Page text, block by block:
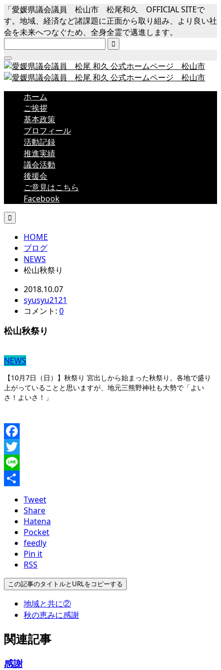
「愛媛県議会議員 松山市 松尾和久 OFFICIAL SITEで
す。地域、経済など諸課題に正面から取り組み、より良い社
会を未来へつなぐため、全身全霊で邁進します。

ホーム
ご挨拶
基本政策
プロフィール
活動記録
推進実績
議会活動
後援会
ご意見はこちら
Facebook

HOME
ブログ
NEWS
松山秋祭り
2018.10.07
syusyu2121
コメント: 0
松山秋祭り
NEWS
【10月7日（日）】秋祭り 宮出しから始まった秋祭り。各地で盛り
上がっていることと思いますが、地元三熊野神社も大勢で「よい
さ！よいさ！」
Facebook
Twitter
Line
Tweet
Share
Hatena
Pocket
feedly
Pin it
RSS
この記事のタイトルとURLをコピーする
地域と共に②
秋の恵みに感謝
関連記事
感謝